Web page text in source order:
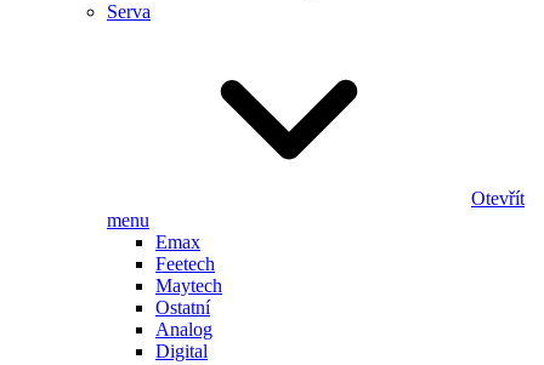
Serva
Otevřít
menu
Emax
Feetech
Maytech
Ostatní
Analog
Digital